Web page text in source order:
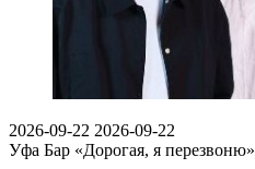
2026-09-22 2026-09-22
Уфа Бар «Дорогая, я перезвоню»